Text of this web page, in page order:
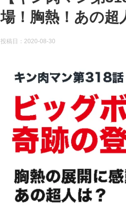
場！胸熱！あの超
投稿日： 2020-08-30